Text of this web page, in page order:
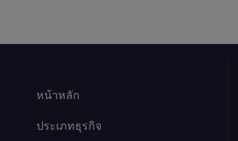
หน้าหลัก
ประเภทธุรกิจ